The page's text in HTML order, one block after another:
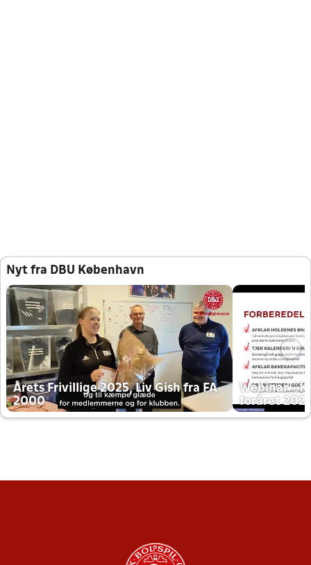
Nyt fra DBU København
Årets Frivillige 2025, Liv Gish fra FA
2000
Webinar -
foråret